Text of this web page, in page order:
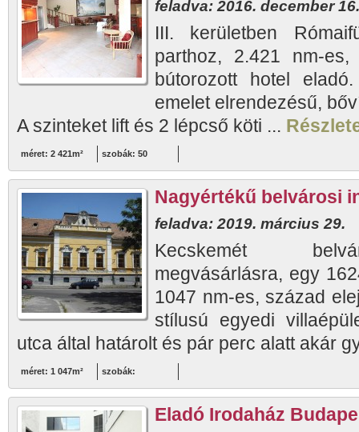
feladva: 2016. december 16.
III. kerületben
parthoz, 2.421 nm-
bútorozott hotel
emelet elrendezésű,
A szinteket lift és 2 lépcső köti ...
méret: 2 421m² szobák: 50
Nagyértékű belvárosi
feladva: 2019. március 29.
Kecskemét
megvásárlásra, egy
1047 nm-es, század
stílusú egyedi
utca által határolt és pár perc alatt akár
méret: 1 047m² szobák:
Eladó Irodaház